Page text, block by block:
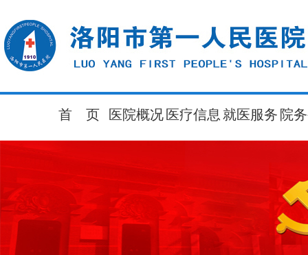
首 页 医院概况 医疗信息 就医服务 院